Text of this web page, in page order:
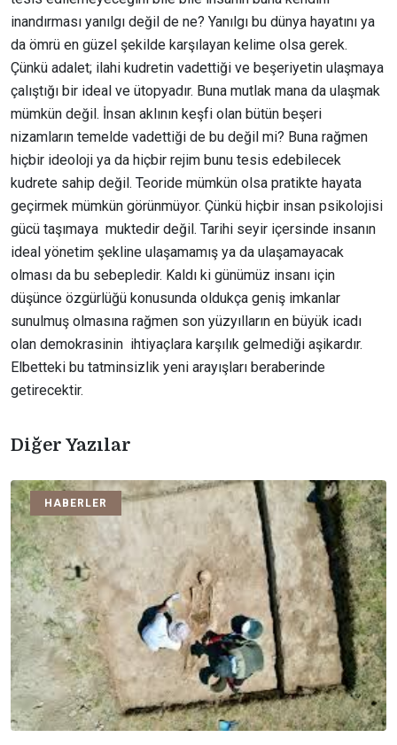
inandırması yanılgı değil de ne? Yanılgı bu dünya hayatını ya
da ömrü en güzel şekilde karşılayan kelime olsa gerek.
Çünkü adalet; ilahi kudretin vadettiği ve beşeriyetin ulaşmaya
çalıştığı bir ideal ve ütopyadır. Buna mutlak mana da ulaşmak
mümkün değil. İnsan aklının keşfi olan bütün beşeri
nizamların temelde vadettiği de bu değil mi? Buna rağmen
hiçbir ideoloji ya da hiçbir rejim bunu tesis edebilecek
kudrete sahip değil. Teoride mümkün olsa pratikte hayata
geçirmek mümkün görünmüyor. Çünkü hiçbir insan psikolojisi
gücü taşımaya muktedir değil. Tarihi seyir içersinde insanın
ideal yönetim şekline ulaşamamış ya da ulaşamayacak
olması da bu sebepledir. Kaldı ki günümüz insanı için
düşünce özgürlüğü konusunda oldukça geniş imkanlar
sunulmuş olmasına rağmen son yüzyılların en büyük icadı
olan demokrasinin ihtiyaçlara karşılık gelmediği aşikardır.
Elbetteki bu tatminsizlik yeni arayışları beraberinde
getirecektir.
Diğer Yazılar
HABERLER